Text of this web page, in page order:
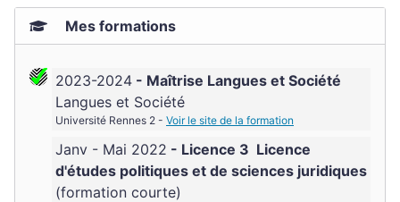
Mes formations
2023-2024
Maîtrise Langues et Société
Langues et Société
Université Rennes 2 - Voir le site de la formation
Janv - Mai 2022 Licence 3 Licence
d'études politiques et de sciences juridiques
(formation courte)